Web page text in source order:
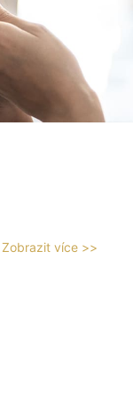
Zobrazit více >>